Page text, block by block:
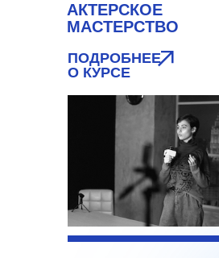
АКТЕРСКОЕ
МАСТЕРСТВО
ПОДРОБНЕЕ
О КУРСЕ